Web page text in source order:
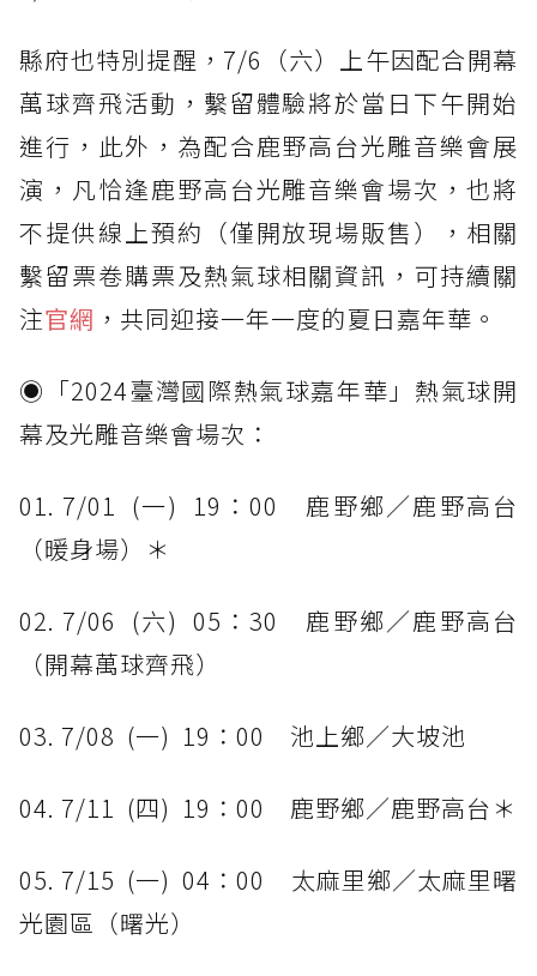
縣府也特別提醒，7/6（六）上午因配合開幕
萬球齊飛活動，繫留體驗將於當日下午開始
進行，此外，為配合鹿野高台光雕音樂會展
演，凡恰逢鹿野高台光雕音樂會場次，也將
不提供線上預約（僅開放現場販售），相關
繫留票卷購票及熱氣球相關資訊，可持續關
注官網 ，共同迎接一年一度的夏日嘉年華。
◉「2024臺灣國際熱氣球嘉年華」熱氣球開
幕及光雕音樂會場次：
01. 7/01 (一) 19：00 鹿野鄉／鹿野高台
（暖身場）＊
02. 7/06 (六) 05：30 鹿野鄉／鹿野高台
（開幕萬球齊飛）
03. 7/08 (一) 19：00 池上鄉／大坡池
04. 7/11 (四) 19：00 鹿野鄉／鹿野高台＊
05. 7/15 (一) 04：00 太麻里鄉／太麻里曙
光園區（曙光）